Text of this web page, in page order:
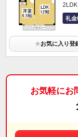
礼
★お気に入り登
お気軽にお